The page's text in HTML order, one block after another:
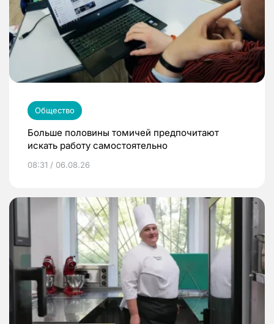
Общество
Больше половины томичей предпочитают
искать работу самостоятельно
08:31 / 06.08.26